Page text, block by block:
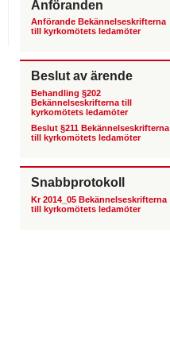
Anföranden
Anförande Bekännelseskrifterna
till kyrkomötets ledamöter
Beslut av ärende
Behandling §202
Bekännelseskrifterna till
kyrkomötets ledamöter
Beslut §211 Bekännelseskrifterna
till kyrkomötets ledamöter
Snabbprotokoll
Kr 2014_05 Bekännelseskrifterna
till kyrkomötets ledamöter